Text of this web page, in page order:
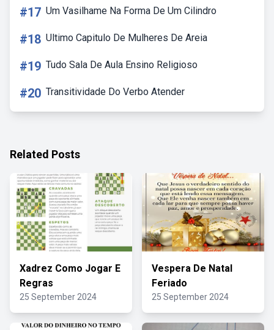
#17 Um Vasilhame Na Forma De Um Cilindro
#18 Ultimo Capitulo De Mulheres De Areia
#19 Tudo Sala De Aula Ensino Religioso
#20 Transitividade Do Verbo Atender
Related Posts
Xadrez Como Jogar E
Regras
25 September 2024
Vespera De Natal
Feriado
25 September 2024